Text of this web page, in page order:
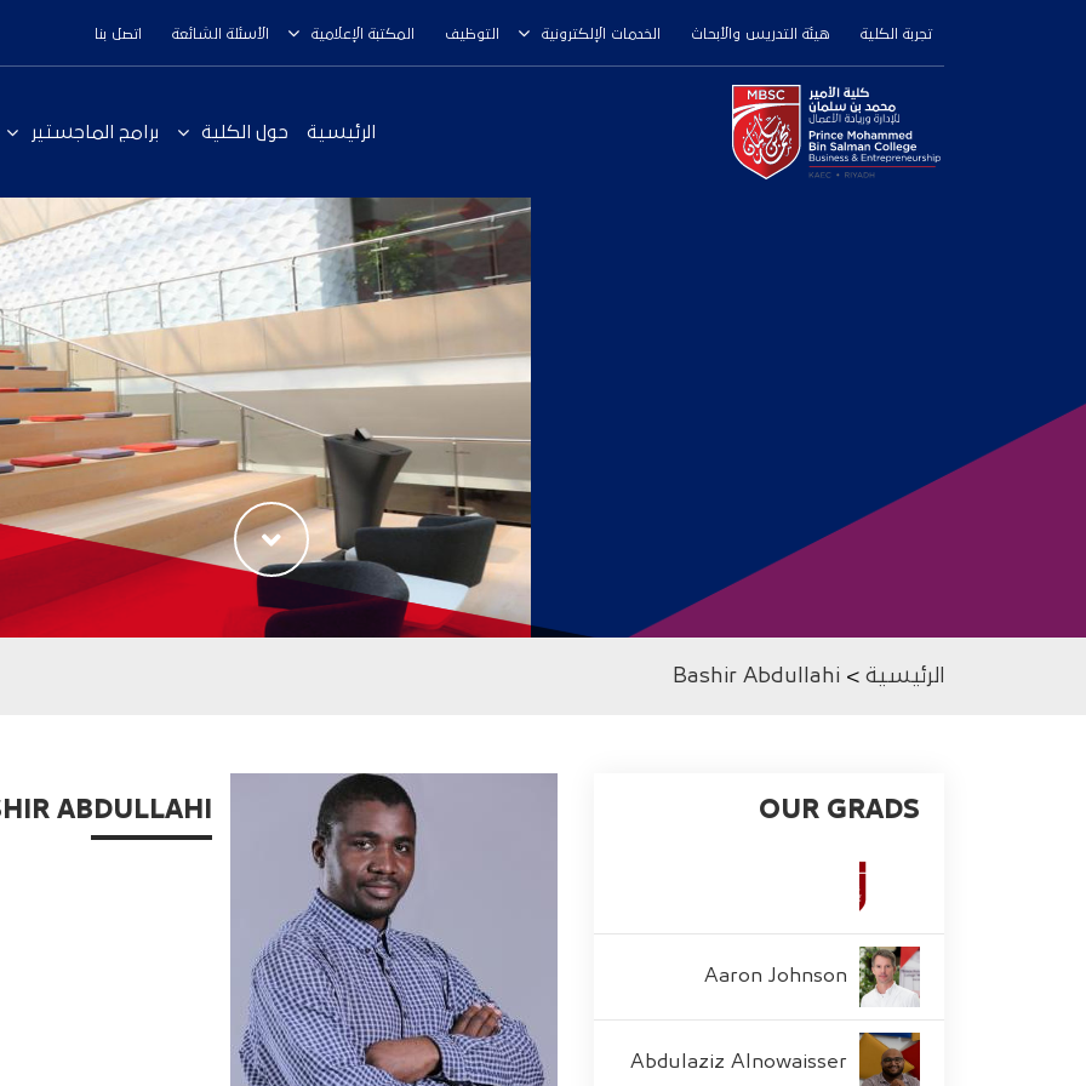
تجربة الكلية هيئة التدريس والأبحاث الخدمات الإلكترونية التوظيف المكتبة الإعلامية الأسئلة الشائعة اتصل بنا
الرئيسية حول الكلية برامج الماجستير
الرئيسية >
Bashir Abdullahi
OUR GRADS
Aaron Johnson
Abdulaziz Alnowaisser
ABDULLAHI